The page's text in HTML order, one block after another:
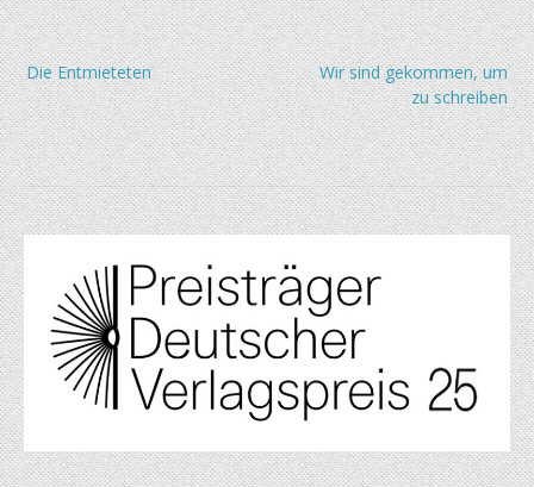
Beitragsnavigation
Wir sind gekommen, um
zu schreiben
Die Entmieteten